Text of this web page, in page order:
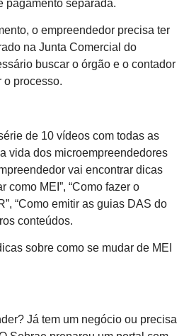
pagamento separada.
o empreendedor precisa ter
na Junta Comercial do
buscar o órgão e o contador
o processo.
de 10 vídeos com todas as
vida dos microempreendedores
vai encontrar dicas
como MEI”, “Como fazer o
“Como emitir as guias DAS do
conteúdos.
sobre como se mudar de MEI
Já tem um negócio ou precisa